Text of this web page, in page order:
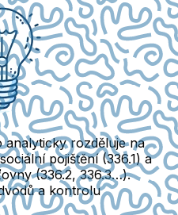
analyticky rozděluje na
pojištění (336.1) a
(336.2, 336.3…).
a kontrolu